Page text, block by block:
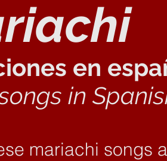
en
in Sp
mariachi songs